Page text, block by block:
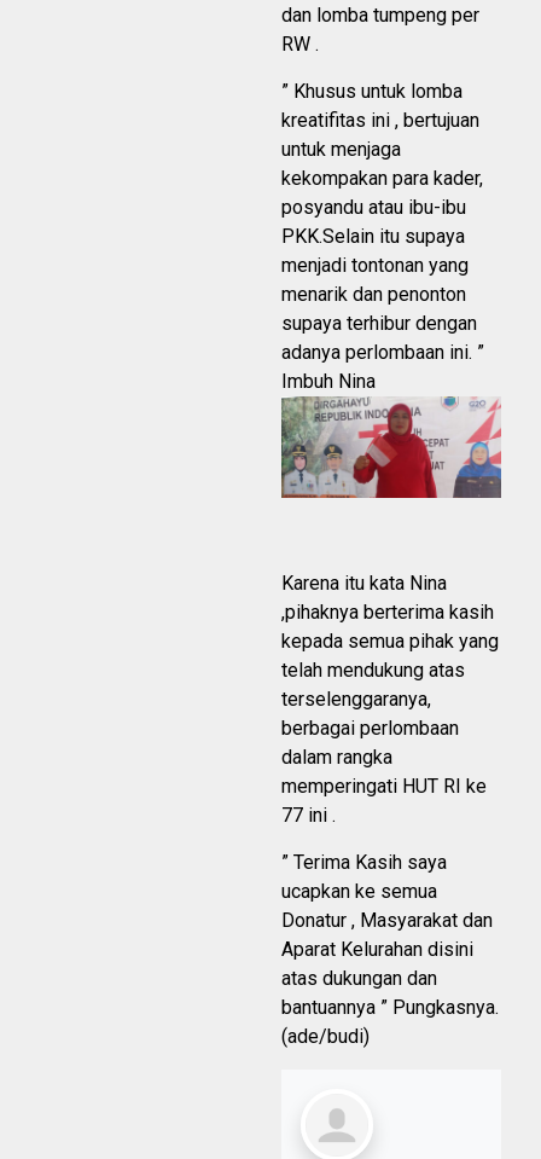
dan lomba tumpeng per
RW .
” Khusus untuk lomba
kreatifitas ini , bertujuan
untuk menjaga
kekompakan para kader,
posyandu atau ibu-ibu
PKK.Selain itu supaya
menjadi tontonan yang
menarik dan penonton
supaya terhibur dengan
adanya perlombaan ini. ”
Imbuh Nina
Karena itu kata Nina
,pihaknya berterima kasih
kepada semua pihak yang
telah mendukung atas
terselenggaranya,
berbagai perlombaan
dalam rangka
memperingati HUT RI ke
77 ini .
” Terima Kasih saya
ucapkan ke semua
Donatur , Masyarakat dan
Aparat Kelurahan disini
atas dukungan dan
bantuannya ” Pungkasnya.
(ade/budi)